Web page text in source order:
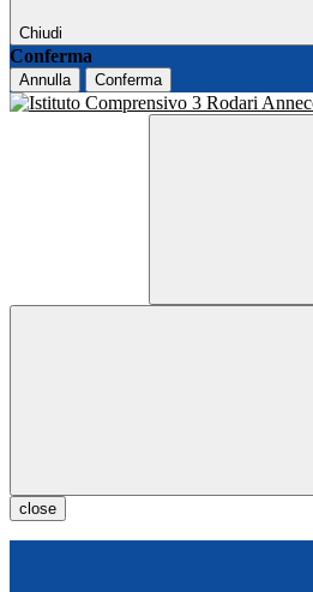
Chiudi
Conferma
Annulla Conferma
close